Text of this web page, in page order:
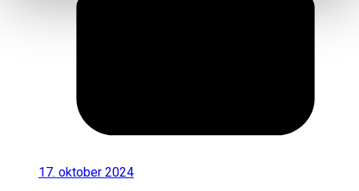
17. oktober 2024